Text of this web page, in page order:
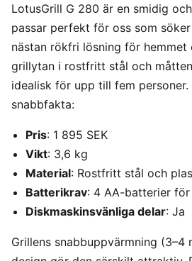
LotusGrill G 280 är en smidig
passar perfekt för oss som
nästan rökfri lösning för hemmet
grillytan i rostfritt stål och
idealisk för upp till fem personer.
snabbfakta:
Pris: 1 895 SEK
Vikt: 3,6 kg
Material: Rostfritt stål och
Batterikrav: 4 AA-batterier
Diskmaskinsvänliga delar: Ja
Grillens snabbuppvärmning (3–4